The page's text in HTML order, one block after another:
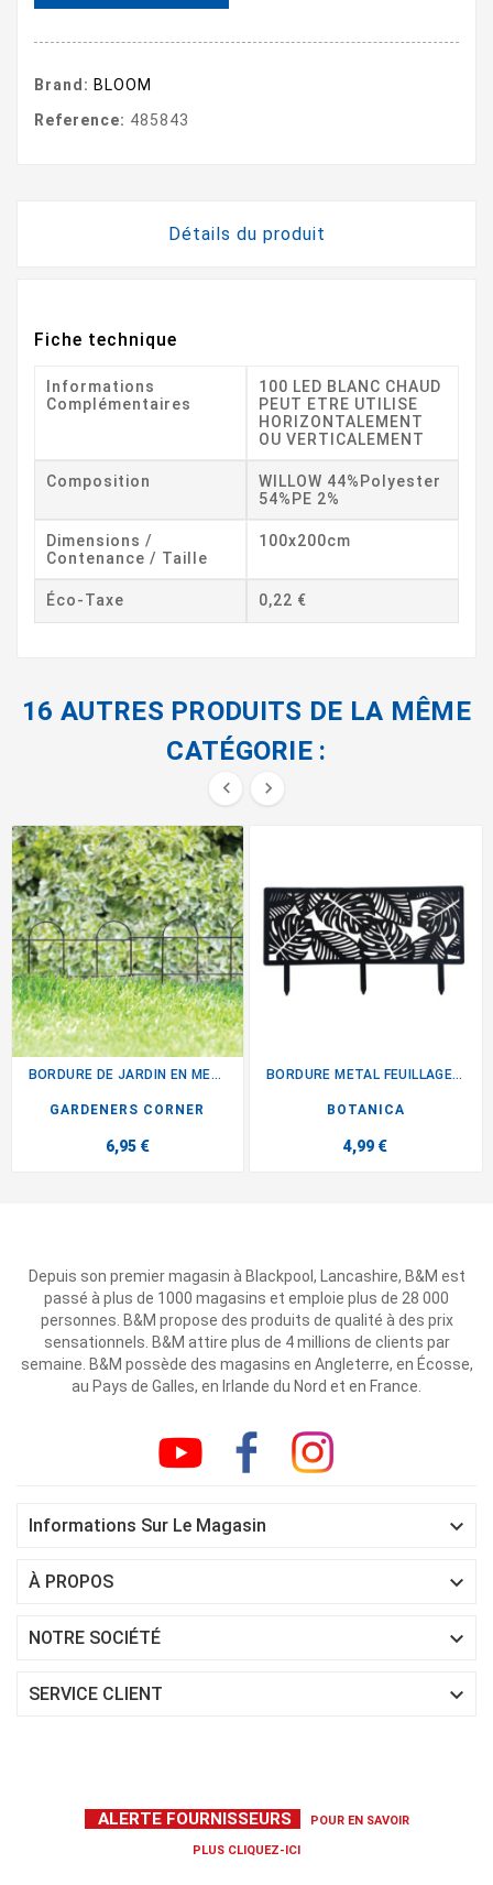
Brand: BLOOM
Reference: 485843
Détails du produit
Fiche technique
Informations
Complémentaires
100 LED BLANC CHAUD
PEUT ETRE UTILISE
HORIZONTALEMENT
OU VERTICALEMENT
Composition
WILLOW 44%Polyester
54%PE 2%
Dimensions /
Contenance / Taille
100x200cm
Éco-Taxe 0,22 €
16 AUTRES PRODUITS DE LA MÊME
CATÉGORIE :
 
BORDURE DE JARDIN EN METAL X8
GARDENERS CORNER
6,95 €
BORDURE METAL FEUILLAGE 28CM
BOTANICA
4,99 €
Depuis son premier magasin à Blackpool, Lancashire, B&M est
passé à plus de 1000 magasins et emploie plus de 28 000
personnes. B&M propose des produits de qualité à des prix
sensationnels. B&M attire plus de 4 millions de clients par
semaine. B&M possède des magasins en Angleterre, en Écosse,
au Pays de Galles, en Irlande du Nord et en France.
Informations Sur Le Magasin 
À PROPOS 
NOTRE SOCIÉTÉ 
SERVICE CLIENT 
ALERTE FOURNISSEURS POUR EN SAVOIR
PLUS CLIQUEZ-ICI